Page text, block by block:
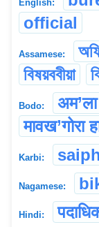
English:
official
Assamese:
বিষয়ববীয়া
Bodo: अम’ला
मावख’गोरा
Karbi:
Nagamese:
Hindi: